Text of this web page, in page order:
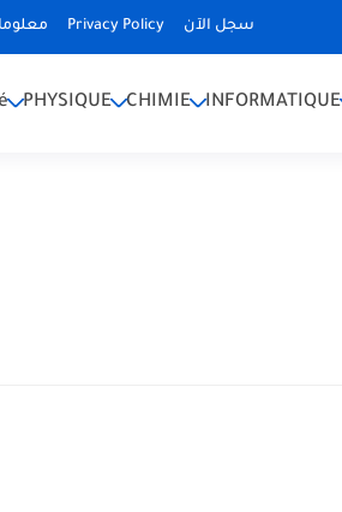
Privacy Policy سجل الآن
PHYSIQUE CHIMIE INFORMATIQUE